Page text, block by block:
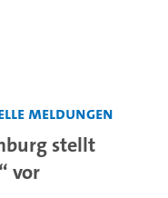
Meldungen
stellt
vor